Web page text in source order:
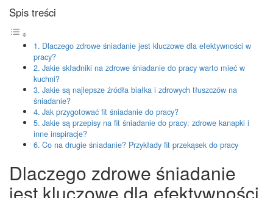
Spis treści
Dlaczego zdrowe śniadanie jest kluczowe dla efektywności w
pracy?
Jakie składniki na zdrowe śniadanie do pracy warto mieć w
kuchni?
Jakie są najlepsze źródła białka i zdrowych tłuszczów na
śniadanie?
Jak przygotować fit śniadanie do pracy?
Jakie są przepisy na fit śniadanie do pracy: zdrowe kanapki i
inne inspiracje?
Co na drugie śniadanie? Przykłady fit przekąsek do pracy
Dlaczego zdrowe śniadanie
jest kluczowe dla efektywności